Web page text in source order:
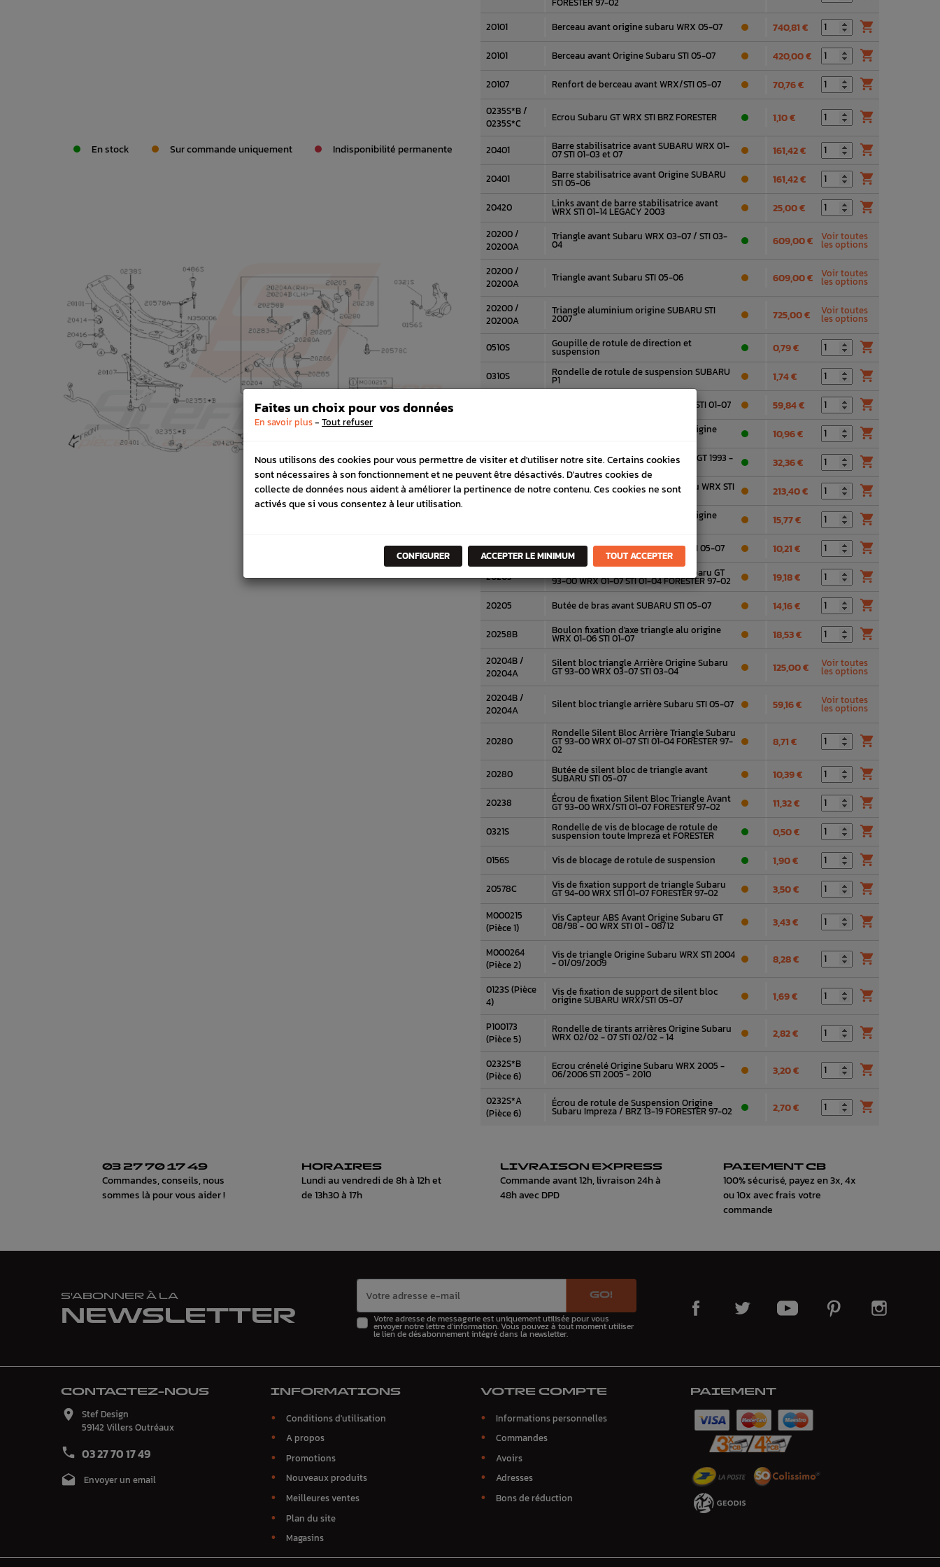
En stock Sur commande uniquement Indisponibilité permanente
20101 Berceau avant origine subaru WRX 05-07 740,81 € 
20101 Berceau avant Origine Subaru STI 05-07 420,00 € 
20107 Renfort de berceau avant WRX/STI 05-07 70,76 € 
0235S*B /
0235S*C
Ecrou Subaru GT WRX STI BRZ FORESTER 1,10 € 
20401 Barre stabilisatrice avant SUBARU WRX 01-
07 STI 01-03 et 07 161,42 € 
20401 Barre stabilisatrice avant Origine SUBARU
STI 05-06 161,42 € 
20420 Links avant de barre stabilisatrice avant
WRX STI 01-14 LEGACY 2003 25,00 € 
20200 /
20200A
Triangle avant Subaru WRX 03-07 / STI 03-
04 609,00 € Voir toutes
les options
20200 /
20200A
Triangle avant Subaru STI 05-06 609,00 € Voir toutes
les options
20200 /
20200A
Triangle aluminium origine SUBARU STI
2007 725,00 € Voir toutes
les options
0510S Goupille de rotule de direction et
suspension 0,79 € 
0310S Rondelle de rotule de suspension SUBARU
P1 1,74 € 
Silent bloc avant de triangle WRX/STI 01-07 59,84 € 
Cône de Centrage Pour Triangle Origine 10,96 € 
20206 Rotule suspension origine Subaru GT 1993 -
2000 WRX STI 2001 - 2019 32,36 € 
20283 Axe fixation triangle origine Subaru WRX STI
01-07 213,40 € 
Rondelle d'axe de triangle avant origine 15,77 € 
20280A Rondelle de bras avant SUBARU STI 05-07 10,21 € 
20205 Silent bloc arrière transversale Subaru GT
93-00 WRX 01-07 STI 01-04 FORESTER 97-02 19,18 € 
20205 Butée de bras avant SUBARU STI 05-07 14,16 € 
20258B Boulon fixation d'axe triangle alu origine
WRX 01-06 STI 01-07 18,53 € 
20204B /
20204A
Silent bloc triangle Arrière Origine Subaru
GT 93-00 WRX 03-07 STI 03-04 125,00 € Voir toutes
les options
20204B /
20204A
Silent bloc triangle arrière Subaru STI 05-07 59,16 € Voir toutes
les options
20280
Rondelle Silent Bloc Arrière Triangle Subaru
GT 93-00 WRX 01-07 STI 01-04 FORESTER 97-
02
8,71 € 
20280 Butée de silent bloc de triangle avant
SUBARU STI 05-07 10,39 € 
20238 Écrou de fixation Silent Bloc Triangle Avant
GT 93-00 WRX/STI 01-07 FORESTER 97-02 11,32 € 
0321S Rondelle de vis de blocage de rotule de
suspension toute Impreza et FORESTER 0,50 € 
0156S Vis de blocage de rotule de suspension 1,90 € 
20578C Vis de fixation support de triangle Subaru
GT 94-00 WRX STI 01-07 FORESTER 97-02 3,50 € 
M000215
(Pièce 1)
Vis Capteur ABS Avant Origine Subaru GT
08/98 - 00 WRX STI 01 - 08/12 3,43 € 
M000264
(Pièce 2)
Vis de triangle Origine Subaru WRX STI 2004
- 01/09/2009 8,28 € 
0123S (Pièce
4)
Vis de fixation de support de silent bloc
origine SUBARU WRX/STI 05-07 1,69 € 
P100173
(Pièce 5)
Rondelle de tirants arrières Origine Subaru
WRX 02/02 - 07 STI 02/02 - 14 2,82 € 
0232S*B
(Pièce 6)
Ecrou crénelé Origine Subaru WRX 2005 -
06/2006 STI 2005 - 2010 3,20 € 
0232S*A
(Pièce 6)
Écrou de rotule de Suspension Origine
Subaru Impreza / BRZ 13-19 FORESTER 97-02 2,70 € 
03 27 70 17 49
Commandes, conseils, nous
sommes là pour vous aider !
HORAIRES
Lundi au vendredi de 8h à 12h et
de 13h30 à 17h
LIVRAISON EXPRESS
Commande avant 12h, livraison 24h à
48h avec DPD
PAIEMENT CB
100% sécurisé, payez en 3x, 4x
ou 10x avec frais votre
commande
S'ABONNER À LA
NEWSLETTER
GO!
Votre adresse de messagerie est uniquement utilisée pour vous
envoyer notre lettre d'information. Vous pouvez à tout moment utiliser
le lien de désabonnement intégré dans la newsletter.
CONTACTEZ-NOUS

Stef Design
59142 Villers Outréaux
 03 27 70 17 49
 Envoyer un email
INFORMATIONS
Conditions d'utilisation
A propos
Promotions
Nouveaux produits
Meilleures ventes
Plan du site
Magasins
VOTRE COMPTE
Informations personnelles
Commandes
Avoirs
Adresses
Bons de réduction
PAIEMENT
Faites un choix pour vos données
En savoir plus- Tout refuser
Nous utilisons des cookies pour vous permettre de visiter et d'utiliser notre site. Certains cookies
sont nécessaires à son fonctionnement et ne peuvent être désactivés. D'autres cookies de
collecte de données nous aident à améliorer la pertinence de notre contenu. Ces cookies ne sont
activés que si vous consentez à leur utilisation.
CONFIGURER ACCEPTER LE MINIMUM TOUT ACCEPTER